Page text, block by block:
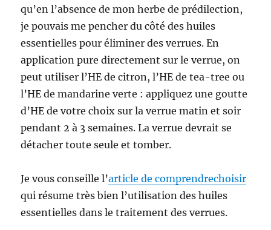
qu’en l’absence de mon herbe de prédilection,
je pouvais me pencher du côté des huiles
essentielles pour éliminer des verrues. En
application pure directement sur le verrue, on
peut utiliser l’HE de citron, l’HE de tea-tree ou
l’HE de mandarine verte : appliquez une goutte
d’HE de votre choix sur la verrue matin et soir
pendant 2 à 3 semaines. La verrue devrait se
détacher toute seule et tomber.
Je vous conseille l’article de comprendrechoisir
qui résume très bien l’utilisation des huiles
essentielles dans le traitement des verrues.